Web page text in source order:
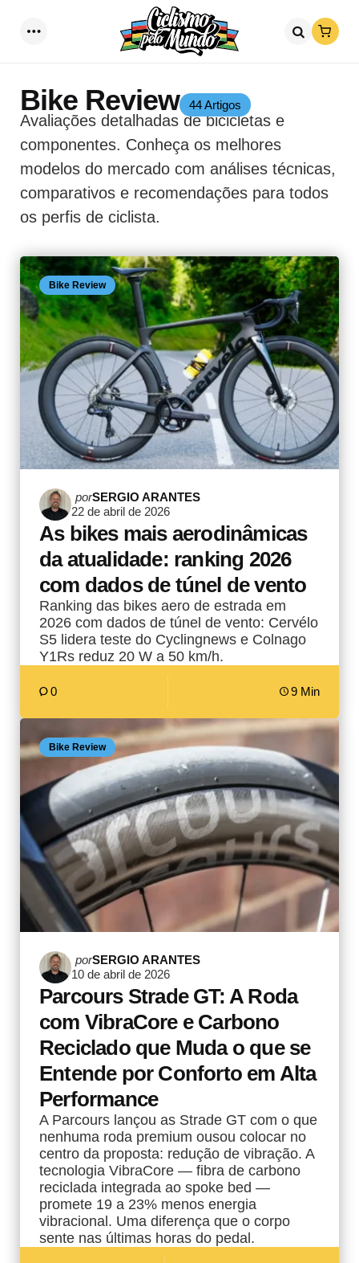
Loja
44 Artigos
Bike Review
Avaliações detalhadas de bicicletas e
componentes. Conheça os melhores
modelos do mercado com análises técnicas,
comparativos e recomendações para todos
os perfis de ciclista.
Bike Review
Postado
por
porSERGIO ARANTES
22 de abril de 2026
As bikes mais aerodinâmicas
da atualidade: ranking 2026
com dados de túnel de vento
Ranking das bikes aero de estrada em
2026 com dados de túnel de vento: Cervélo
S5 lidera teste do Cyclingnews e Colnago
Y1Rs reduz 20 W a 50 km/h.
0 9 Min
Bike Review
Postado
por
porSERGIO ARANTES
10 de abril de 2026
Parcours Strade GT: A Roda
com VibraCore e Carbono
Reciclado que Muda o que se
Entende por Conforto em Alta
Performance
A Parcours lançou as Strade GT com o que
nenhuma roda premium ousou colocar no
centro da proposta: redução de vibração. A
tecnologia VibraCore — fibra de carbono
reciclada integrada ao spoke bed —
promete 19 a 23% menos energia
vibracional. Uma diferença que o corpo
sente nas últimas horas do pedal.